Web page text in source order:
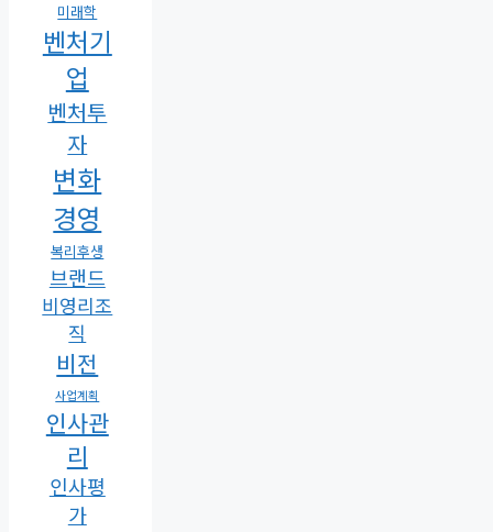
미래학
벤처기
업
벤처투
자
변화
경영
복리후생
브랜드
비영리조
직
비전
사업계획
인사관
리
인사평
가